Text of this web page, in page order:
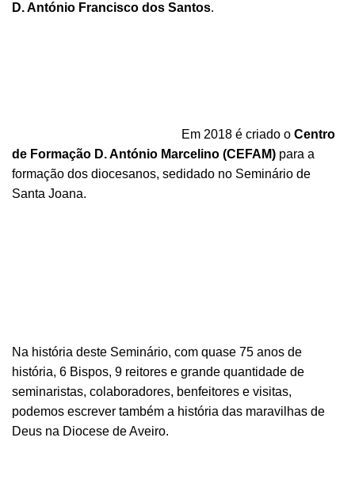
D. António Francisco dos Santos.
Em 2018 é criado o Centro
de Formação D. António Marcelino (CEFAM) para a
formação dos diocesanos, sedidado no Seminário de
Santa Joana.
Na história deste Seminário, com quase 75 anos de
história, 6 Bispos, 9 reitores e grande quantidade de
seminaristas, colaboradores, benfeitores e visitas,
podemos escrever também a história das maravilhas de
Deus na Diocese de Aveiro.